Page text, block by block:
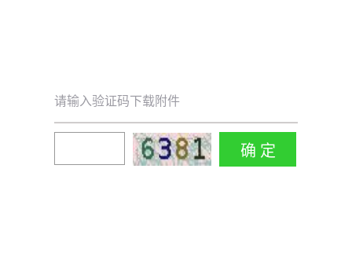
请输入验证码下载附件